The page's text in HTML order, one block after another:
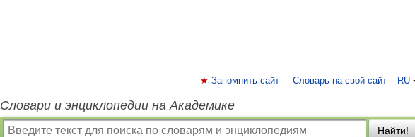
RU
Запомнить сайт Словарь на свой сайт
Словари и энциклопедии на Академике
Найти!